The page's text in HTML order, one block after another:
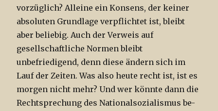
vorzüglich? Alleine ein Konsens, der keiner
absoluten Grundlage verpflichtet ist, bleibt
aber beliebig. Auch der Verweis auf
gesellschaftliche Normen bleibt
unbefriedigend, denn diese ändern sich im
Lauf der Zeiten. Was also heute recht ist, ist es
morgen nicht mehr? Und wer könnte dann die
Rechtsprechung des Nationalsozialismus be-